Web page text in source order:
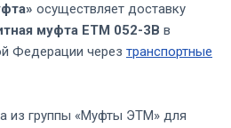
осуществляет доставку
муфта ЕТМ 052-3В в
Федерации через транспортные
из группы «Муфты ЭТМ» для